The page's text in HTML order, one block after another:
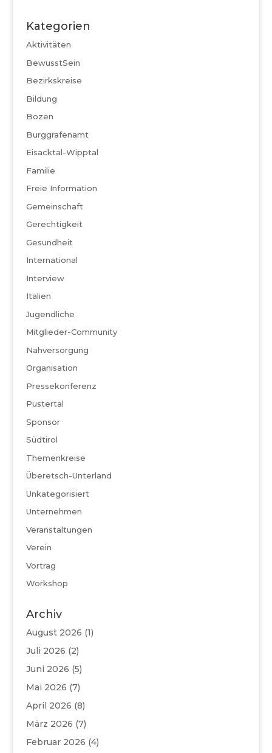
Kategorien
Aktivitäten
BewusstSein
Bezirkskreise
Bildung
Bozen
Burggrafenamt
Eisacktal-Wipptal
Familie
Freie Information
Gemeinschaft
Gerechtigkeit
Gesundheit
International
Interview
Italien
Jugendliche
Mitglieder-Community
Nahversorgung
Organisation
Pressekonferenz
Pustertal
Sponsor
Südtirol
Themenkreise
Überetsch-Unterland
Unkategorisiert
Unternehmen
Veranstaltungen
Verein
Vortrag
Workshop
Archiv
August 2026 (1)
Juli 2026 (2)
Juni 2026 (5)
Mai 2026 (7)
April 2026 (8)
März 2026 (7)
Februar 2026 (4)